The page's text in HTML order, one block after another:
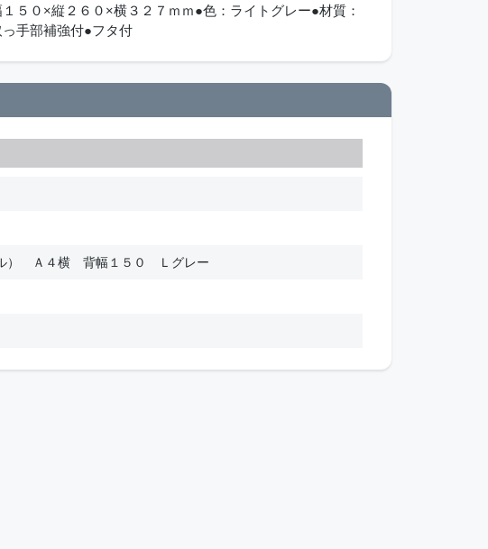
５０×縦２６０×横３２７ｍｍ●色：ライトグレー●材質：
手部補強付●フタ付
） Ａ４横 背幅１５０ Ｌグレー